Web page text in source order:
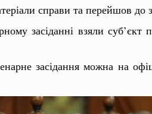
справи та перейшов до
засіданні взяли суб’єкт
засідання можна на